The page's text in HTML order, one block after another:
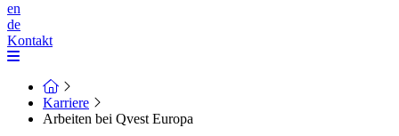
en
de
Kontakt
Karriere
Arbeiten bei Qvest Europa